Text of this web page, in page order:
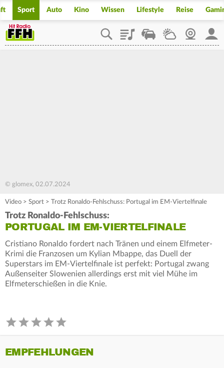
Sport Auto Kino Wissen Lifestyle Reise
PlaylistStaupilotWetterWebcam
© glomex, 02.07.2024
Video > Sport > Trotz Ronaldo-Fehlschuss: Portugal im EM-Viertelfinale
Trotz Ronaldo-Fehlschuss:
PORTUGAL IM EM-VIERTELFINALE
Cristiano Ronaldo fordert nach Tränen und einem Elfmeter-
Krimi die Franzosen um Kylian Mbappe, das Duell der
Superstars im EM-Viertelfinale ist perfekt: Portugal zwang
Außenseiter Slowenien allerdings erst mit viel Mühe im
Elfmeterschießen in die Knie.
EMPFEHLUNGEN